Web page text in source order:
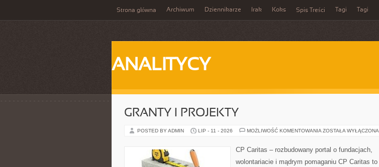
Strona główna Archiwum Dziennikarze Irak Koks Spis Treści Tagi Tagi
ANALITYCY
GRANTY I PROJEKTY
POSTED BY ADMIN LIP - 11 - 2026 MOŻLIWOŚĆ KOMENTOWANIA GRANTY
ZOSTAŁA WYŁĄCZONA
CP Caritas – rozbudowany portal o fundacjach,
wolontariacie i mądrym pomaganiu CP Caritas to